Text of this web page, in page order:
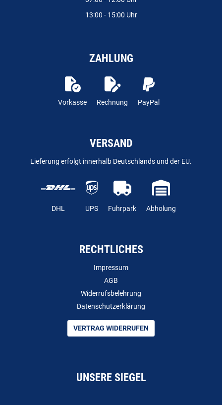
13:00 - 15:00 Uhr
ZAHLUNG
Vorkasse Rechnung PayPal
VERSAND
Lieferung erfolgt innerhalb Deutschlands und der EU.
DHL UPS Fuhrpark Abholung
RECHTLICHES
Impressum
AGB
Widerrufsbelehrung
Datenschutzerklärung
VERTRAG WIDERRUFEN
UNSERE SIEGEL